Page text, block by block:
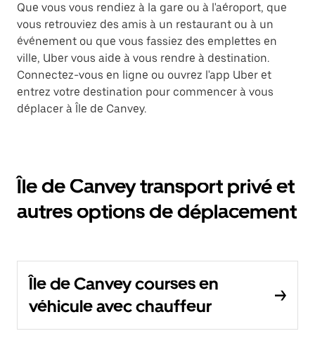
Que vous vous rendiez à la gare ou à l'aéroport, que
vous retrouviez des amis à un restaurant ou à un
événement ou que vous fassiez des emplettes en
ville, Uber vous aide à vous rendre à destination.
Connectez-vous en ligne ou ouvrez l'app Uber et
entrez votre destination pour commencer à vous
déplacer à Île de Canvey.
Île de Canvey transport privé et
autres options de déplacement
Île de Canvey courses en
véhicule avec chauffeur